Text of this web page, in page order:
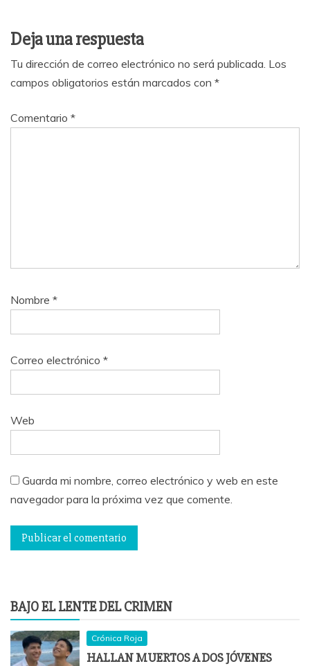
Deja una respuesta
Tu dirección de correo electrónico no será publicada. Los
campos obligatorios están marcados con *
Comentario *
Nombre *
Correo electrónico *
Web
Guarda mi nombre, correo electrónico y web en este
navegador para la próxima vez que comente.
BAJO EL LENTE DEL CRIMEN
Crónica Roja
HALLAN MUERTOS A DOS JÓVENES